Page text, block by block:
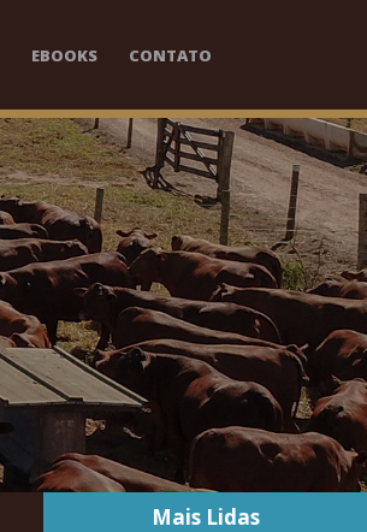
EBOOKS CONTATO
Mais Lidas